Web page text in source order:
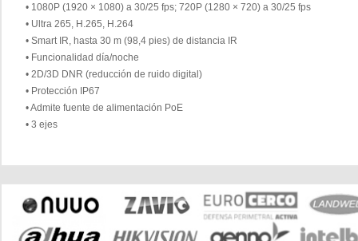
• 1080P (1920 × 1080) a 30/25 fps; 720P (1280 × 720) a 30/25 fps
• Ultra 265, H.265, H.264
• Smart IR, hasta 30 m (98,4 pies) de distancia IR
• Funcionalidad día/noche
• 2D/3D DNR (reducción de ruido digital)
• Protección IP67
• Admite fuente de alimentación PoE
• 3 ejes